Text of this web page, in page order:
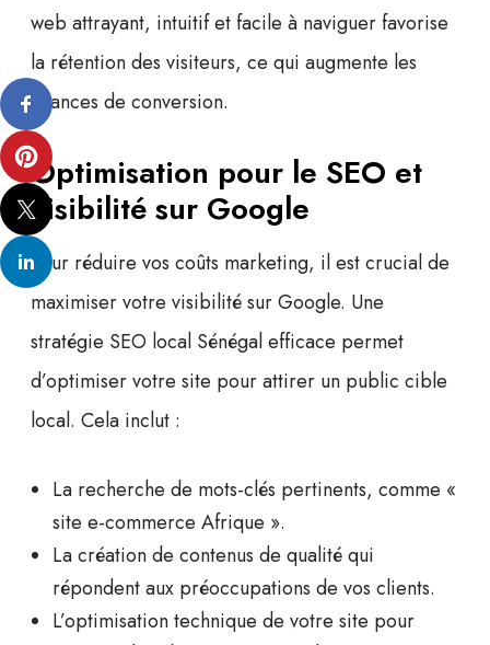
web attrayant, intuitif et facile à naviguer favorise
la rétention des visiteurs, ce qui augmente les
chances de conversion.
Optimisation pour le SEO et
visibilité sur Google
Pour réduire vos coûts marketing, il est crucial de
maximiser votre visibilité sur Google. Une
stratégie SEO local Sénégalefficace permet
d’optimiser votre site pour attirer un public cible
local. Cela inclut :
La recherche de mots-clés pertinents, comme «
site e-commerce Afrique ».
La création de contenus de qualité qui
répondent aux préoccupations de vos clients.
L’optimisation technique de votre site pour